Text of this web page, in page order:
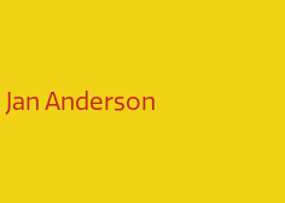
Anderson